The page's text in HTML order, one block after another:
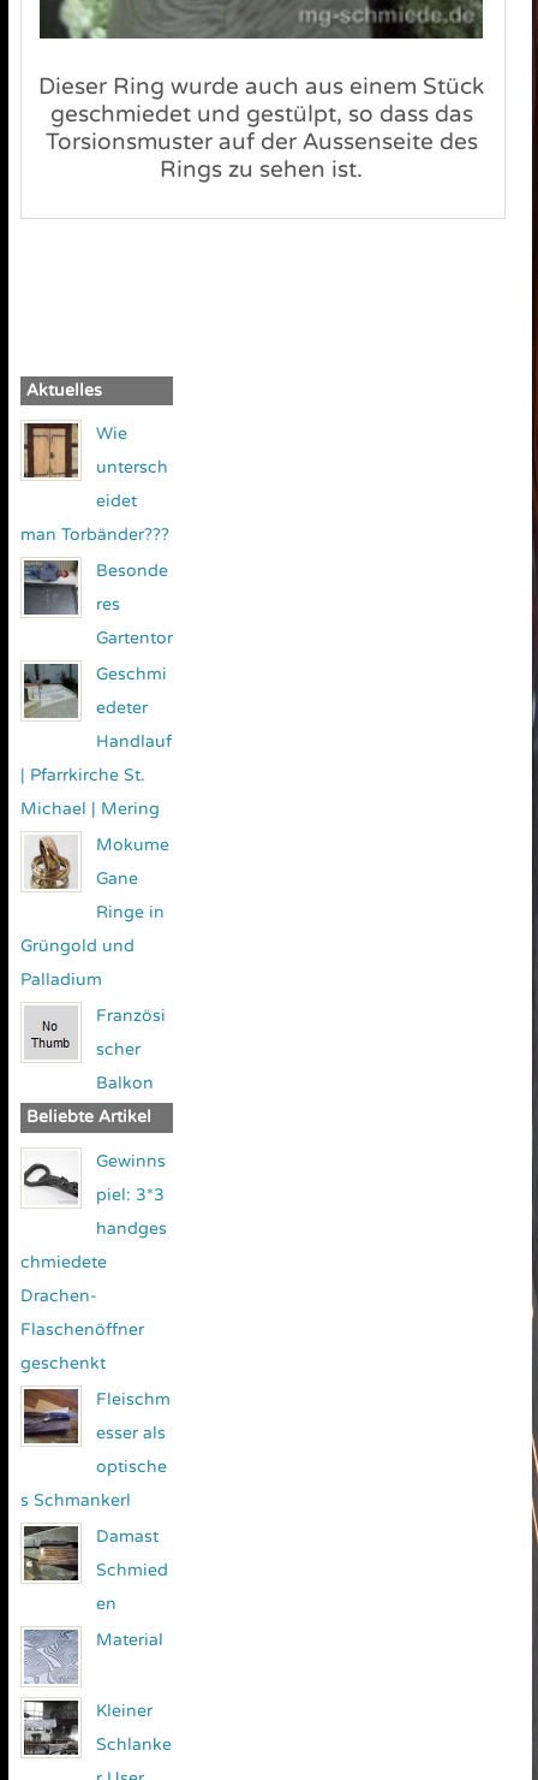
Dieser Ring wurde auch aus einem Stück
geschmiedet und gestülpt, so dass das
Torsionsmuster auf der Aussenseite des
Rings zu sehen ist.
Aktuelles
Wie
untersch
eidet
man Torbänder???
Besonde
res
Gartentor
Geschmi
edeter
Handlauf
| Pfarrkirche St.
Michael | Mering
Mokume
Gane
Ringe in
Grüngold und
Palladium
Französi
scher
Balkon
Beliebte Artikel
Gewinns
piel: 3*3
handges
chmiedete
Drachen-
Flaschenöffner
geschenkt
Fleischm
esser als
optische
s Schmankerl
Damast
Schmied
en
Material
Kleiner
Schlanke